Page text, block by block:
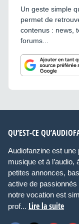
Un geste simple
permet de
contenus : news,
forums...
QU’EST-CE
Audiofanzine est une
musique et à
petites annonces,
active de
notre vocation est
prof... Lire la suite